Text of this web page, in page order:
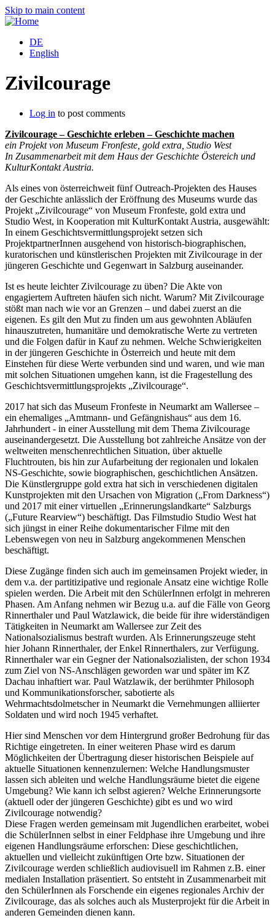
Skip to main content
DE
English
Zivilcourage
Log in to post comments
Zivilcourage – Geschichte erleben – Geschichte machen
ein Projekt von Museum Fronfeste, gold extra, Studio West
In Zusammenarbeit mit dem Haus der Geschichte Östereich und
KulturKontakt Austria.
Als eines von österreichweit fünf Outreach-Projekten des Hauses
der Geschichte anlässlich der Eröffnung des Museums wurde das
Projekt „Zivilcourage“ von Museum Fronfeste, gold extra und
Studio West, in Kooperation mit KulturKontakt Austria, ausgewählt:
In einem Geschichtsvermittlungsprojekt setzen sich
ProjektpartnerInnen ausgehend von historisch-biographischen,
kuratorischen und künstlerischen Projekten mit Zivilcourage in der
jüngeren Geschichte und Gegenwart in Salzburg auseinander.
Ist es heute leichter Zivilcourage zu üben? Die Akte von
engagiertem Auftreten häufen sich nicht. Warum? Mit Zivilcourage
stößt man nach wie vor an Grenzen – und dabei zuerst an die
eigenen. Es gilt den Mut zu finden um aus gewohnten Abläufen
hinauszutreten, humanitäre und demokratische Werte zu vertreten
und die Folgen dafür in Kauf zu nehmen. Welche Schwierigkeiten
in der jüngeren Geschichte in Österreich und heute mit dem
Einstehen für diese Werte verbunden sind und waren, und wie man
mit solchen Situationen umgehen kann, ist die Fragestellung des
Geschichtsvermittlungsprojekts „Zivilcourage“.
2017 hat sich das Museum Fronfeste in Neumarkt am Wallersee –
ein ehemaliges „Amtmann- und Gefängnishaus“ aus dem 16.
Jahrhundert - in einer Ausstellung mit dem Thema Zivilcourage
auseinandergesetzt. Die Ausstellung bot zahlreiche Ansätze von der
weltweiten menschenrechtlichen Situation, über aktuelle
Fluchtrouten, bis hin zur Aufarbeitung der regionalen und lokalen
NS-Geschichte, sowie biographischen, geschichtlichen Ansätzen.
Die Künstlergruppe gold extra hat sich in verschiedenen digitalen
Kunstprojekten mit den Ursachen von Migration („From Darkness“)
und 2017 mit einer virtuellen „Erinnerungslandkarte“ Salzburgs
(„Future Rearview“) beschäftigt. Das Filmstudio Studio West hat
sich jüngst in einer Reihe dokumentarischer Filme mit den
Lebenswegen von neu in Salzburg angekommenen Menschen
beschäftigt.
Diese Zugänge finden sich auch im gemeinsamen Projekt wieder, in
dem v.a. der partitizipative und regionale Ansatz eine wichtige Rolle
spielen werden. Die Arbeit mit den SchülerInnen erfolgt in mehreren
Phasen. Am Anfang nehmen wir Bezug u.a. auf die Fälle von Georg
Rinnerthaler und Paul Watzlawick, die beide für ihre widerständigen
Tätigkeiten in Neumarkt am Wallersee zur Zeit des
Nationalsozialismus bestraft wurden. Als Erinnerungszeuge steht
hier Johann Rinnerthaler, der Enkel Rinnerthalers, zur Verfügung.
Rinnerthaler war ein Gegner der Nationalsozialisten, der schon 1934
zum Ziel von NS-Anschlägen geworden war und später im KZ
Dachau inhaftiert war. Paul Watzlawik, der berühmter Philosoph
und Kommunikationsforscher, sabotierte als
Wehrmachtsdolmetscher in Neumarkt die Vernehmungen alliierter
Soldaten und wird noch 1945 verhaftet.
Hier sind Menschen vor dem Hintergrund großer Bedrohung für das
Richtige eingetreten. In einer weiteren Phase wird es darum
Möglichkeiten der Übertragung dieser historischen Beispiele auf
aktuelle Situationen kennenzulernen: Welche Handlungsmuster
lassen sich ableiten und welche Handlungsräume bietet die eigene
Umgebung? Wie kann ich selbst agieren? Welche Erinnerungsorte
(aktuell oder der jüngeren Geschichte) gibt es und wo wird
Zivilcourage notwendig?
Diese Fragen werden gemeinsam mit Jugendlichen erarbeitet, wobei
die SchülerInnen selbst in einer Feldphase ihre Umgebung und ihre
eigenen Handlungsräume erforschen: Diese geschichtlichen,
aktuellen und vielleicht zukünftigen Orte bzw. Situationen der
Zivilcourage werden schließlich audiovisuell im Rahmen z.B. einer
medialen Installation präsentiert. So entsteht in Zusammenarbeit mit
den SchülerInnen als Forschende ein eigenes regionales Archiv der
Zivilcourage, das als solches auch als Musterprojekt für die Arbeit in
anderen Gemeinden dienen kann.